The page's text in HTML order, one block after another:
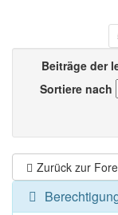
Beiträge der
Sortiere nach
Zurück zur